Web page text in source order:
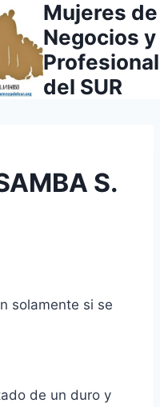
Mujeres de
Negocios y
del SUR
S.
solamente si se
de un duro y